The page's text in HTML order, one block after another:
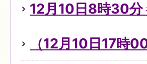
12月10日8時30分
（12月10日17時